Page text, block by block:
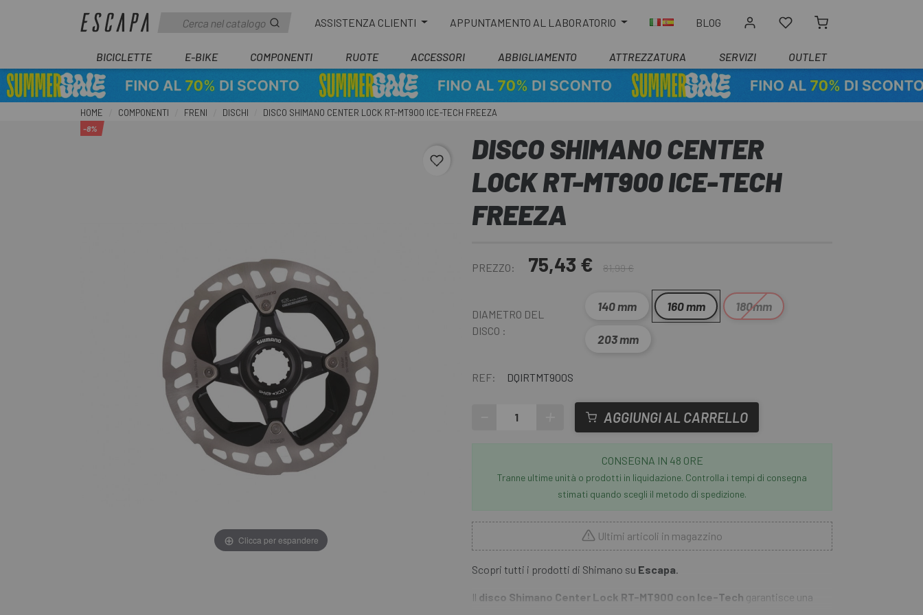
ASSISTENZA CLIENTI APPUNTAMENTO AL LABORATORIO BLOG
BICICLETTE E-BIKE COMPONENTI RUOTE ACCESSORI ABBIGLIAMENTO ATTREZZATURA SERVIZI OUTLET
HOME COMPONENTI FRENI DISCHI DISCO SHIMANO CENTER LOCK RT-MT900 ICE-TECH FREEZA
favorite_border
-8%
Clicca per espandere
DISCO SHIMANO CENTER
LOCK RT-MT900 ICE-TECH
FREEZA
PREZZO: 75,43 € 81,99 €
DIAMETRO DEL
DISCO :
140 mm 160 mm 180mm
203 mm
REF: DQIRTMT900S
AGGIUNGI AL CARRELLO
CONSEGNA IN 48 ORE
Tranne ultime unità o prodotti in liquidazione. Controlla i tempi di consegna
stimati quando scegli il metodo di spedizione.
Ultimi articoli in magazzino
Scopri tutti i prodotti di Shimano su Escapa.
Il disco Shimano Center Lock RT-MT900 con Ice-Tech garantisce una